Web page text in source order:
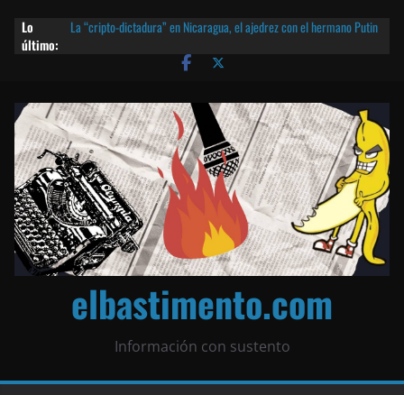
Lo
último:
La “cripto-dictadura” en Nicaragua, el ajedrez con el hermano Putin
Agarrá tu POLLO FRITO, vamos a la dictadura ETERNA | ¡O lo que
¡El partido único! Nicaragua, la Corea del Norte con queso frito y el
Batman de Matagalpa
Las mentiras del Cardenal Leopoldo Brenes con el Papa
¿Piratas de El Carmen en la India? El barco fantasma de Nicaragua |
¡O lo que queda!
elbastimento.com
Información con sustento